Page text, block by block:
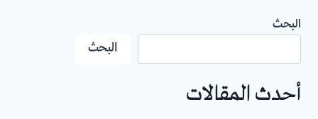
البحث
البحث
أحدث المقالات